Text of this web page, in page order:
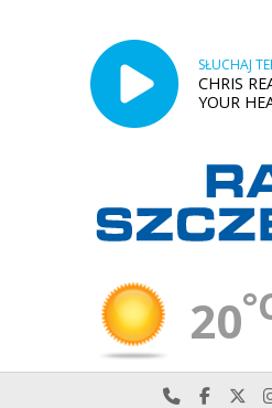
SŁUCHAJ
CHRIS
YOUR
20
Najlepiej